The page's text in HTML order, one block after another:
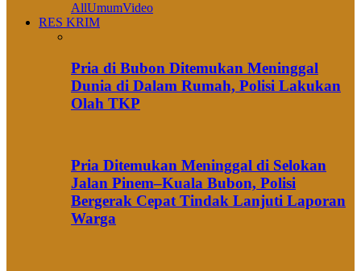
AllUmumVideo
RES KRIM
Pria di Bubon Ditemukan Meninggal
Dunia di Dalam Rumah, Polisi Lakukan
Olah TKP
Pria Ditemukan Meninggal di Selokan
Jalan Pinem–Kuala Bubon, Polisi
Bergerak Cepat Tindak Lanjuti Laporan
Warga